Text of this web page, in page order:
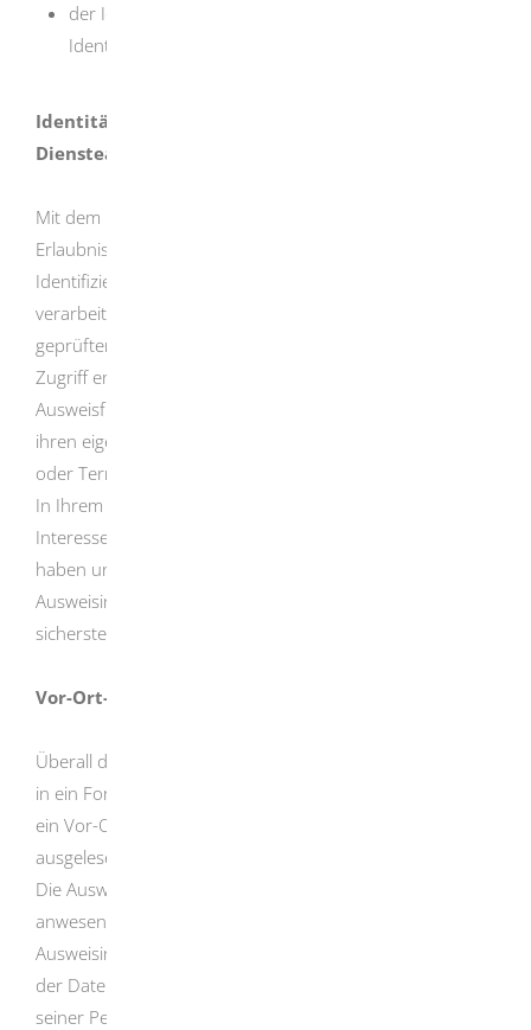
der Identitätsnachweis gegenüber
Identifizierungsdiensteanbietern.
Identitätsnachweis gegenüber Online-
Diensteanbietern
Mit dem Berechtigungszertifikat bekommen Sie die
Erlaubnis, Daten aus Personalausweisen zur
Identifizierung des Inhabers anzufragen und zu
verarbeiten. Mit dem Berechtigungszertifikat und den
geprüften elektronischen Schlüsseln, wird der technische
Zugriff ermöglicht. Sie können damit die Online-
Ausweisfunktion als ein digitales Identifizierungsmittel in
ihren eigenen Online-Dienst oder in einem Automaten
oder Terminal integrieren.
In Ihrem Antrag müssen Sie darlegen, weshalb Sie ein
Interesse an der Nutzung der Online-Ausweisfunktion
haben und wie Sie die Personendaten der
Ausweisinhaber nutzen werden. Außerdem müssen Sie
sicherstellen, dass die Daten ausreichend geschützt sind.
Vor-Ort-Auslesen bei Diensteanbietern
Überall dort, wo Personendaten wie Name und Adresse
in ein Formular übernommen werden sollen, bietet sich
ein Vor-Ort-Auslesen an. Die Daten werden elektronisch
ausgelesen und übernommen.
Die Ausweisinhaberin/der Ausweisinhaber ist persönlich
anwesend. Der Inhaber der Berechtigung muss die
Ausweisinhaberin/den Ausweisinhaber vor dem Auslesen
der Daten anhand des aufgedruckten Lichtbilds und
seiner Personendaten identifizieren.